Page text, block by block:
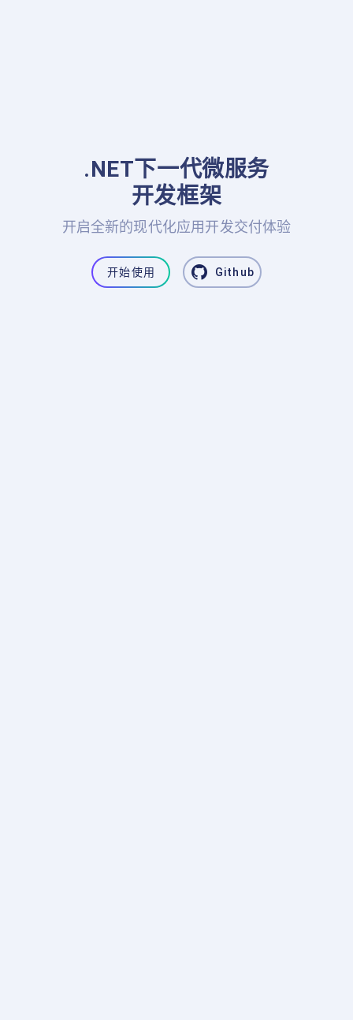
.NET下一代微服务
开发框架
开启全新的现代化应用开发交付体验
开始使用 Github